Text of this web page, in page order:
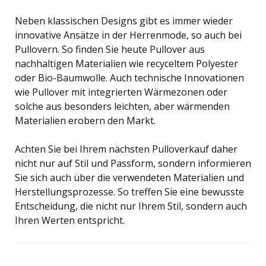
Neben klassischen Designs gibt es immer wieder
innovative Ansätze in der Herrenmode, so auch bei
Pullovern. So finden Sie heute Pullover aus
nachhaltigen Materialien wie recyceltem Polyester
oder Bio-Baumwolle. Auch technische Innovationen
wie Pullover mit integrierten Wärmezonen oder
solche aus besonders leichten, aber wärmenden
Materialien erobern den Markt.
Achten Sie bei Ihrem nächsten Pulloverkauf daher
nicht nur auf Stil und Passform, sondern informieren
Sie sich auch über die verwendeten Materialien und
Herstellungsprozesse. So treffen Sie eine bewusste
Entscheidung, die nicht nur Ihrem Stil, sondern auch
Ihren Werten entspricht.